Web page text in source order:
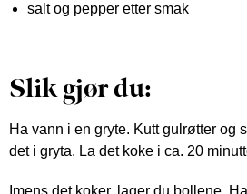
salt og pepper etter smak
Slik gjør du:
Ha vann i en gryte. Kutt gulrøtter og
det i gryta. La det koke i ca. 20
Imens det koker, lager du bollene.